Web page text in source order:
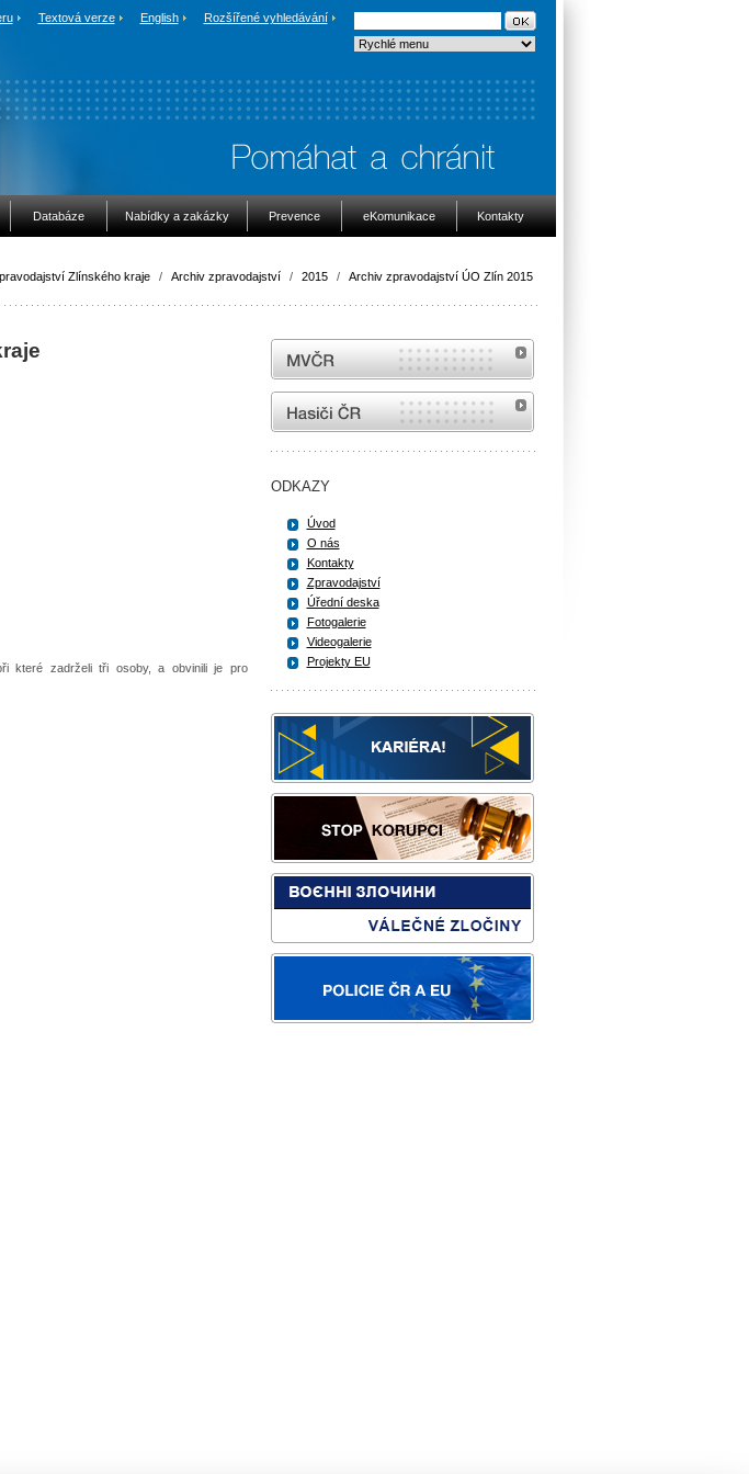
Textová verze English Rozšířené vyhledávání
Databáze Nabídky a zakázky Prevence eKomunikace Kontakty
Zlínského kraje / Archiv zpravodajství / 2015 / Archiv zpravodajství ÚO Zlín 2015
které zadrželi tři osoby, a obvinili je pro
MVČR
internetové stránky Hasiči ČR
ODKAZY
Úvod
O nás
Kontakty
Zpravodajství
Úřední deska
Fotogalerie
Videogalerie
Projekty EU